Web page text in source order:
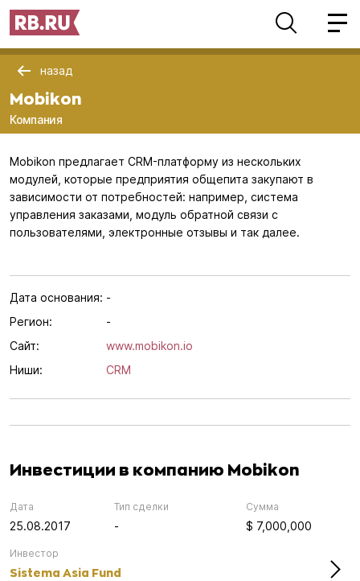
назад
Mobikon
Компания
Mobikon предлагает CRM-платформу из нескольких
модулей, которые предприятия общепита закупают в
зависимости от потребностей: например, система
управления заказами, модуль обратной связи с
пользователями, электронные отзывы и так далее.
Дата основания: -
Регион:
-
Сайт:
www.mobikon.io
Ниши:
CRM
Инвестиции в компанию Mobikon
Дата
25.08.2017
Тип сделки
-
Сумма
$ 7,000,000
Инвестор
Sistema Asia Fund